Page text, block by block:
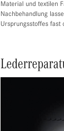
Material und textilen
Nachbehandlung
Ursprungsstoffes fast